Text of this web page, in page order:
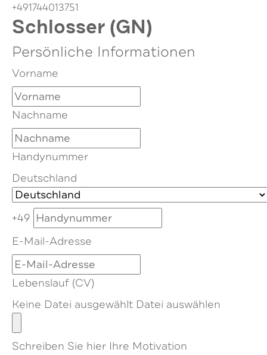
+491744013751
Schlosser (GN)
Persönliche Informationen
Vorname
Nachname
Handynummer
Deutschland
+49
E-Mail-Adresse
Lebenslauf (CV)
Keine Datei ausgewählt Datei auswählen
Schreiben Sie hier Ihre Motivation